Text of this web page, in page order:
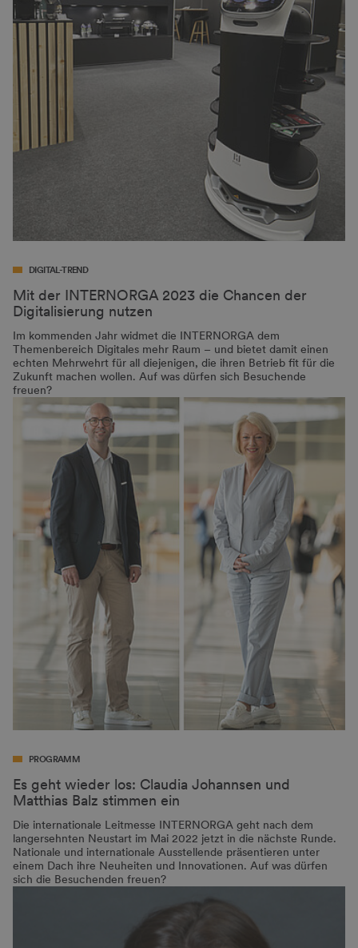
DIGITAL-TREND
Mit der INTERNORGA 2023 die Chancen der
Digitalisierung nutzen
Im kommenden Jahr widmet die INTERNORGA dem
Themenbereich Digitales mehr Raum – und bietet damit einen
echten Mehrwehrt für all diejenigen, die ihren Betrieb fit für die
Zukunft machen wollen. Auf was dürfen sich Besuchende
freuen?
PROGRAMM
Es geht wieder los: Claudia Johannsen und
Matthias Balz stimmen ein
Die internationale Leitmesse INTERNORGA geht nach dem
langersehnten Neustart im Mai 2022 jetzt in die nächste Runde.
Nationale und internationale Ausstellende präsentieren unter
einem Dach ihre Neuheiten und Innovationen. Auf was dürfen
sich die Besuchenden freuen?